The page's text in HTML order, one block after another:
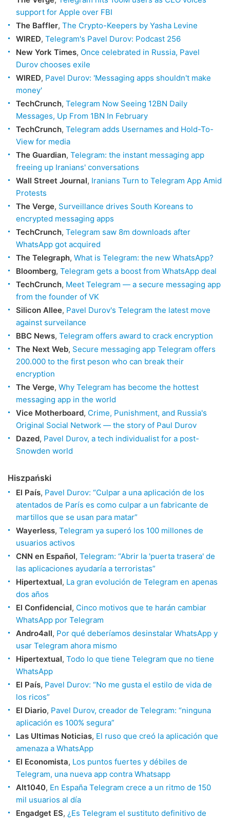
support for Apple over FBI
The Baffler, The Crypto-Keepers by Yasha Levine
WIRED, Telegram's Pavel Durov: Podcast 256
New York Times, Once celebrated in Russia, Pavel
Durov chooses exile
WIRED, Pavel Durov: 'Messaging apps shouldn't make
money'
TechCrunch, Telegram Now Seeing 12BN Daily
Messages, Up From 1BN In February
TechCrunch, Telegram adds Usernames and Hold-To-
View for media
The Guardian, Telegram: the instant messaging app
freeing up Iranians' conversations
Wall Street Journal, Iranians Turn to Telegram App Amid
Protests
The Verge, Surveillance drives South Koreans to
encrypted messaging apps
TechCrunch, Telegram saw 8m downloads after
WhatsApp got acquired
The Telegraph, What is Telegram: the new WhatsApp?
Bloomberg, Telegram gets a boost from WhatsApp deal
TechCrunch, Meet Telegram — a secure messaging app
from the founder of VK
Silicon Allee, Pavel Durov's Telegram the latest move
against surveilance
BBC News, Telegram offers award to crack encryption
The Next Web, Secure messaging app Telegram offers
200.000 to the first peson who can break their
encryption
The Verge, Why Telegram has become the hottest
messaging app in the world
Vice Motherboard, Crime, Punishment, and Russia's
Original Social Network — the story of Paul Durov
Dazed, Pavel Durov, a tech individualist for a post-
Snowden world
Hiszpański
El País, Pavel Durov: “Culpar a una aplicación de los
atentados de París es como culpar a un fabricante de
martillos que se usan para matar”
Wayerless, Telegram ya superó los 100 millones de
usuarios activos
CNN en Español, Telegram: “Abrir la 'puerta trasera' de
las aplicaciones ayudaría a terroristas”
Hipertextual, La gran evolución de Telegram en apenas
dos años
El Confidencial, Cinco motivos que te harán cambiar
WhatsApp por Telegram
Andro4all, Por qué deberíamos desinstalar WhatsApp y
usar Telegram ahora mismo
Hipertextual, Todo lo que tiene Telegram que no tiene
WhatsApp
El País, Pavel Durov: “No me gusta el estilo de vida de
los ricos”
El Diario, Pavel Durov, creador de Telegram: “ninguna
aplicación es 100% segura”
Las Ultimas Noticias, El ruso que creó la aplicación que
amenaza a WhatsApp
El Economista, Los puntos fuertes y débiles de
Telegram, una nueva app contra Whatsapp
Alt1040, En España Telegram crece a un ritmo de 150
mil usuarios al día
Engadget ES, ¿Es Telegram el sustituto definitivo de